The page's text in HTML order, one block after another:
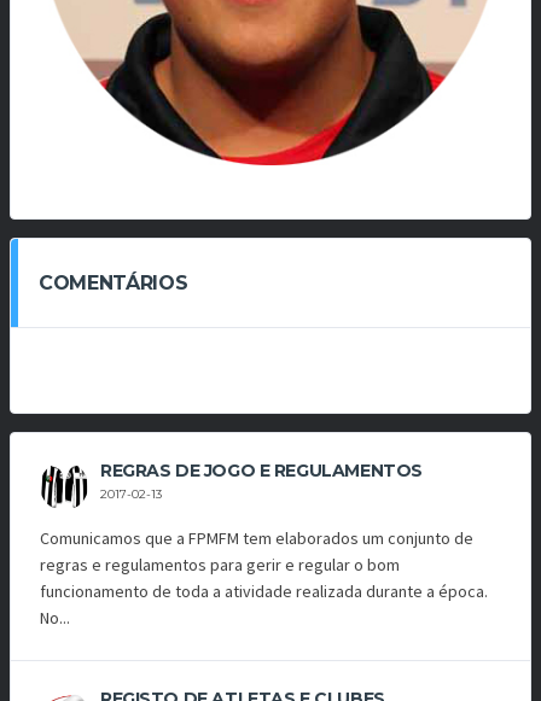
COMENTÁRIOS
REGRAS DE JOGO E REGULAMENTOS
2017-02-13
Comunicamos que a FPMFM tem elaborados um conjunto de
regras e regulamentos para gerir e regular o bom
funcionamento de toda a atividade realizada durante a época.
No...